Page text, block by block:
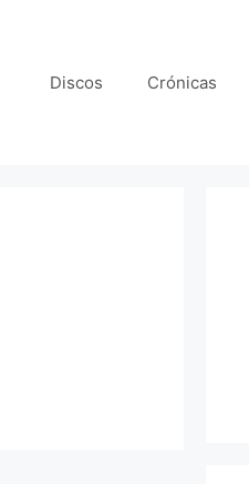
Discos Crónicas